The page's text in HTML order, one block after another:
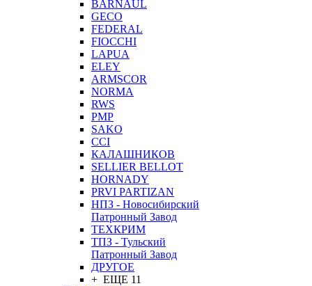
BARNAUL
GEСO
FEDERAL
FIOCCHI
LAPUA
ELEY
ARMSCOR
NORMA
RWS
PMP
SAKO
CCI
КАЛАШНИКОВ
SELLIER BELLOT
HORNADY
PRVI PARTIZAN
НПЗ - Новосибирский
Патронный Завод
ТЕХКРИМ
ТПЗ - Тульский
Патронный Завод
ДРУГОЕ
+ ЕЩЕ 11